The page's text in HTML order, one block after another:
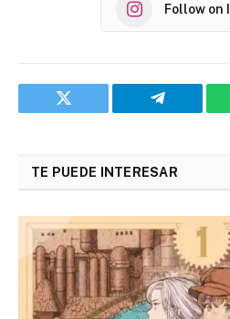
Follow on
Twitter Telegram
TE PUEDE INTERESAR